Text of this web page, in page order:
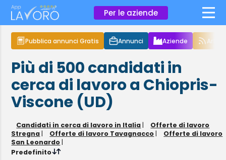
Per le aziende ×
Pubblica annunci Gratis Annunci Aziende
Più di 500candidati in
cerca di lavoroa Chiopris-
Viscone (UD)
Candidati in cerca di lavoro in Italia |
Offerte di lavoro
Stregna | Offerte di lavoro Tavagnacco |
Offerte di lavoro
San Leonardo |
Predefinito